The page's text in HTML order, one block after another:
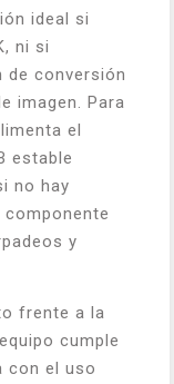
ideal si
ni si
de conversión
imagen. Para
el
estable
no hay
y
frente a la
cumple
con el uso